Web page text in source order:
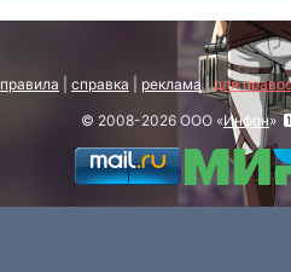
правила справка реклама|для
© 2008-2026 ООО «Инфон»